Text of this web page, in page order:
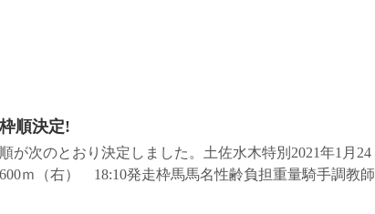
順決定!
が次のとおり決定しました。土佐水木特別2021年1月24
（右） 18:10発走枠馬馬名性齢負担重量騎手調教師